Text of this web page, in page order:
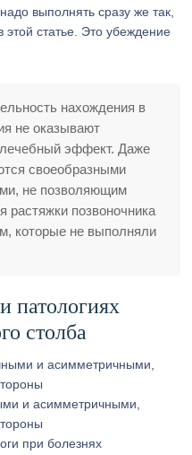
выполнять сразу же так,
этой статье. Это убеждение
нахождения в
не оказывают
лечебный эффект. Даже
своеобразными
не позволяющим
растяжки позвоночника
которые не выполняли
патологиях
столба
и асимметричными,
при болезнях